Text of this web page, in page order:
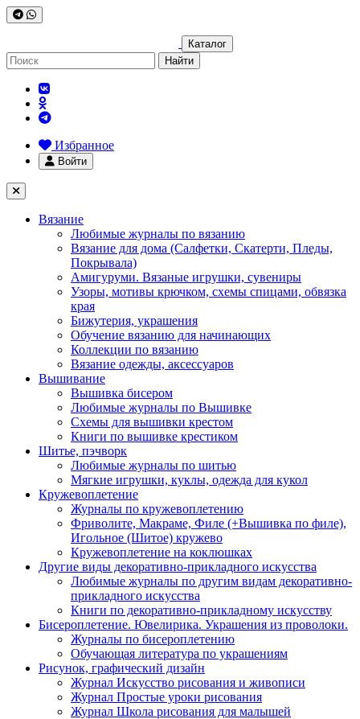
Каталог
Найти
Избранное
Войти
Вязание
Любимые журналы по вязанию
Вязание для дома (Салфетки, Скатерти, Пледы,
Покрывала)
Амигуруми. Вязаные игрушки, сувениры
Узоры, мотивы крючком, схемы спицами, обвязка
края
Бижутерия, украшения
Обучение вязанию для начинающих
Коллекции по вязанию
Вязание одежды, аксессуаров
Вышивание
Вышивка бисером
Любимые журналы по Вышивке
Схемы для вышивки крестом
Книги по вышивке крестиком
Шитье, пэчворк
Любимые журналы по шитью
Мягкие игрушки, куклы, одежда для кукол
Кружевоплетение
Журналы по кружевоплетению
Фриволите, Макраме, Филе (+Вышивка по филе),
Игольное (Шитое) кружево
Кружевоплетение на коклюшках
Другие виды декоративно-прикладного искусства
Любимые журналы по другим видам декоративно-
прикладного искусства
Книги по декоративно-прикладному искусству
Бисероплетение. Ювелирика. Украшения из проволоки.
Журналы по бисероплетению
Обучающая литература по украшениям
Рисунок, графический дизайн
Журнал Искусство рисования и живописи
Журнал Простые уроки рисования
Журнал Школа рисования для малышей